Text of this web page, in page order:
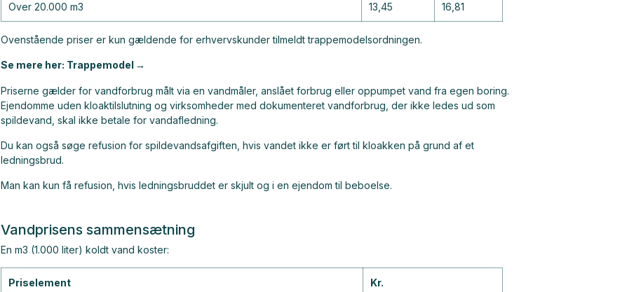
Over 20.000 m3 13,45 16,81
Ovenstående priser er kun gældende for erhvervskunder tilmeldt trappemodelsordningen.
Se mere her: Trappemodel
Priserne gælder for vandforbrug målt via en vandmåler, anslået forbrug eller oppumpet vand fra egen boring.
Ejendomme uden kloaktilslutning og virksomheder med dokumenteret vandforbrug, der ikke ledes ud som
spildevand, skal ikke betale for vandafledning.
Du kan også søge refusion for spildevandsafgiften, hvis vandet ikke er ført til kloakken på grund af et
ledningsbrud.
Man kan kun få refusion, hvis ledningsbruddet er skjult og i en ejendom til beboelse.
Vandprisens sammensætning
En m3 (1.000 liter) koldt vand koster:
Priselement Kr.